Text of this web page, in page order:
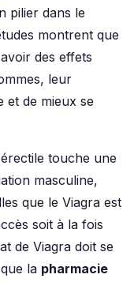
pilier dans le
montrent que
des effets
leur
et de mieux se
touche une
masculine,
que le Viagra est
soit à la fois
de Viagra doit se
la pharmacie